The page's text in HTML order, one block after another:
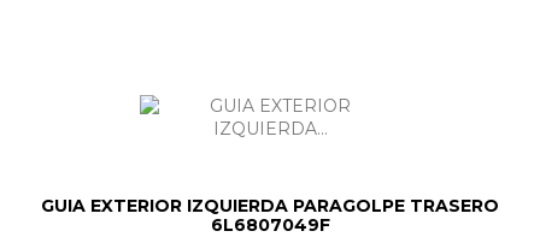
GUIA EXTERIOR IZQUIERDA PARAGOLPE TRASERO
6L6807049F